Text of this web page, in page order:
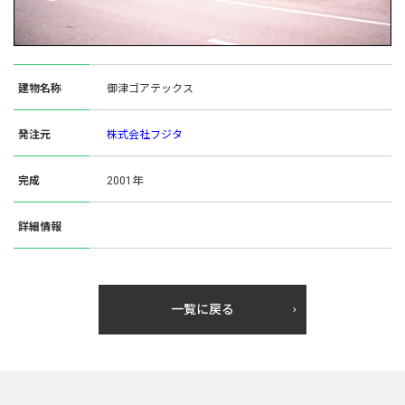
建物名称 御津ゴアテックス
発注元 株式会社フジタ
完成 2001年
詳細情報
一覧に戻る